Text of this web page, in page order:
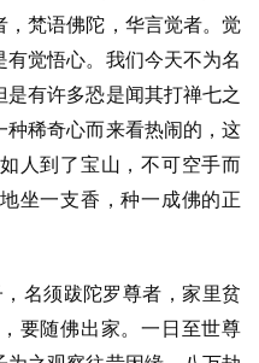
梵语佛陀，华言觉者。觉
觉悟心。我们今天不为名
有许多恐是闻其打禅七之
稀奇心而来看热闹的，这
人到了宝山，不可空手而
坐一支香，种一成佛的正
名须跋陀罗尊者，家里贫
要随佛出家。一日至世尊